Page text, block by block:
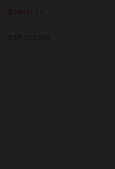
Esgotado